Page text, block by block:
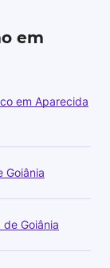
em
em Aparecida
Goiânia
Goiânia